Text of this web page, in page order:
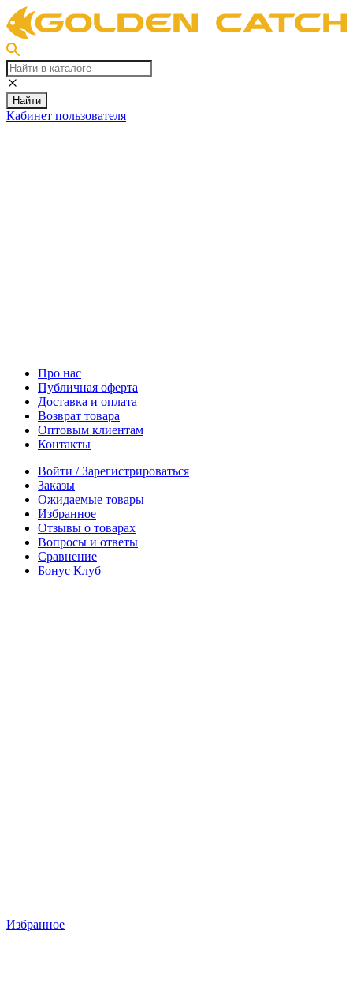
Найти
Кабинет пользователя
Про нас
Публичная оферта
Доставка и оплата
Возврат товара
Оптовым клиентам
Контакты
Войти / Зарегистрироваться
Заказы
Ожидаемые товары
Избранное
Отзывы о товарах
Вопросы и ответы
Сравнение
Бонус Клуб
Избранное